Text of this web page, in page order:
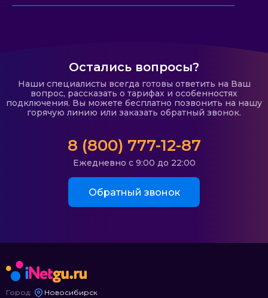
Остались вопросы?
Наши специалисты всегда готовы ответить на Ваш
вопрос, рассказать о тарифах и особенностях
подключения. Вы можете бесплатно позвонить на нашу
горячую линию или заказать обратный звонок.
8 (800) 777-12-87
Ежедневно с 9:00 до 22:00
Обратный звонок
Город: Новосибирск